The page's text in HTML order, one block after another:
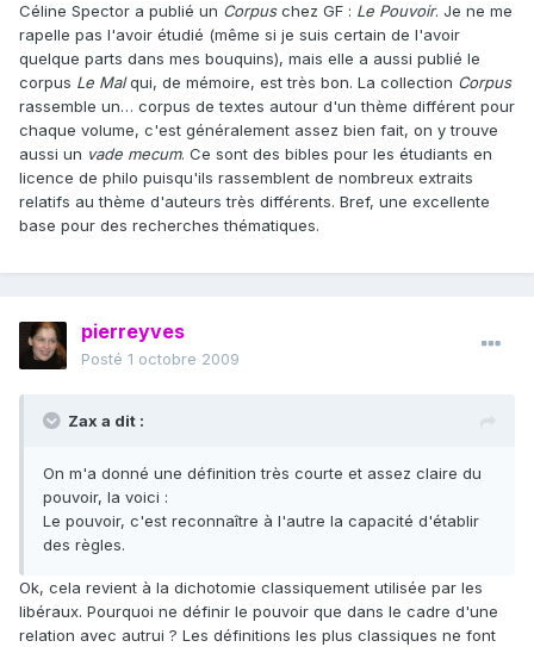
Céline Spector a publié un Corpuschez GF : Le Pouvoir. Je ne me
rapelle pas l'avoir étudié (même si je suis certain de l'avoir
quelque parts dans mes bouquins), mais elle a aussi publié le
corpus Le Malqui, de mémoire, est très bon. La collection Corpus
rassemble un… corpus de textes autour d'un thème différent pour
chaque volume, c'est généralement assez bien fait, on y trouve
aussi un vade mecum. Ce sont des bibles pour les étudiants en
licence de philo puisqu'ils rassemblent de nombreux extraits
relatifs au thème d'auteurs très différents. Bref, une excellente
base pour des recherches thématiques.
pierreyves
Posté 1 octobre 2009
Zax a dit :
On m'a donné une définition très courte et assez claire du
pouvoir, la voici :
Le pouvoir, c'est reconnaître à l'autre la capacité d'établir
des règles.
Ok, cela revient à la dichotomie classiquement utilisée par les
libéraux. Pourquoi ne définir le pouvoir que dans le cadre d'une
relation avec autrui ? Les définitions les plus classiques ne font